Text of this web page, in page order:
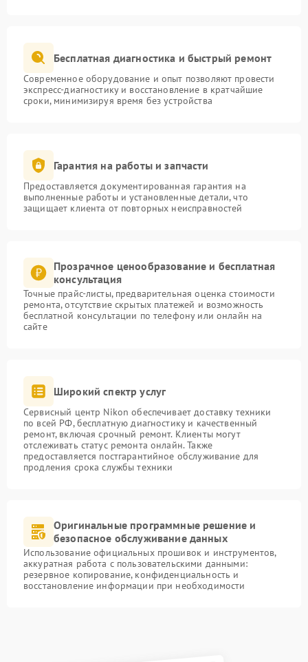
Бесплатная диагностика и быстрый ремонт
Современное оборудование и опыт позволяют провести
экспресс-диагностику и восстановление в кратчайшие
сроки, минимизируя время без устройства
Гарантия на работы и запчасти
Предоставляется документированная гарантия на
выполненные работы и установленные детали, что
защищает клиента от повторных неисправностей
Прозрачное ценообразование и бесплатная
консультация
Точные прайс-листы, предварительная оценка стоимости
ремонта, отсутствие скрытых платежей и возможность
бесплатной консультации по телефону или онлайн на
сайте
Широкий спектр услуг
Сервисный центр Nikon обеспечивает доставку техники
по всей РФ, бесплатную диагностику и качественный
ремонт, включая срочный ремонт. Клиенты могут
отслеживать статус ремонта онлайн. Также
предоставляется постгарантийное обслуживание для
продления срока службы техники
Оригинальные программные решение и
безопасное обслуживание данных
Использование официальных прошивок и инструментов,
аккуратная работа с пользовательскими данными:
резервное копирование, конфиденциальность и
восстановление информации при необходимости